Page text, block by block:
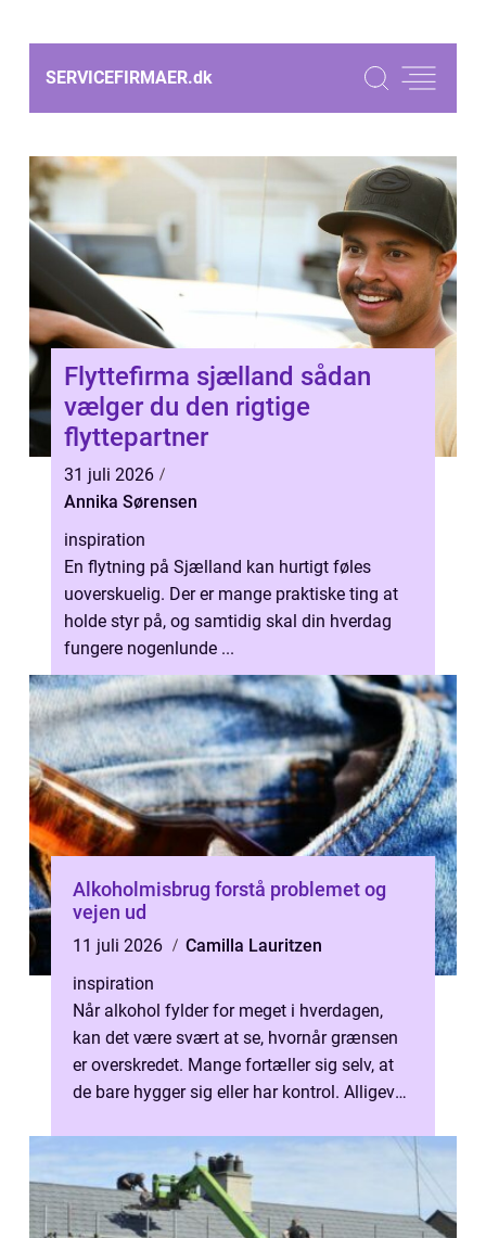
SERVICEFIRMAER.dk
Flyttefirma sjælland sådan
vælger du den rigtige
flyttepartner
31 juli 2026
Annika Sørensen
inspiration
En flytning på Sjælland kan hurtigt føles
uoverskuelig. Der er mange praktiske ting at
holde styr på, og samtidig skal din hverdag
fungere nogenlunde ...
Alkoholmisbrug forstå problemet og
vejen ud
11 juli 2026
Camilla Lauritzen
inspiration
Når alkohol fylder for meget i hverdagen,
kan det være svært at se, hvornår grænsen
er overskredet. Mange fortæller sig selv, at
de bare hygger sig eller har kontrol. Alligevel